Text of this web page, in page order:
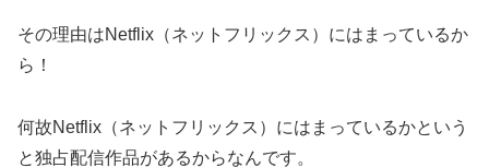
その理由はNetflix（ネットフリックス）にはまっているか
ら！
何故Netflix（ネットフリックス）にはまっているかという
と独占配信作品があるからなんです。